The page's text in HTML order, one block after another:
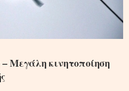
Μεγάλη κινητοποίηση